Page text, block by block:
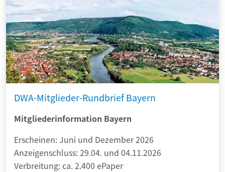
DWA-Mitglieder-Rundbrief Bayern
Mitgliederinformation Bayern
Erscheinen: Juni und Dezember 2026
Anzeigenschluss: 29.04. und 04.11.2026
Verbreitung: ca. 2.400 ePaper